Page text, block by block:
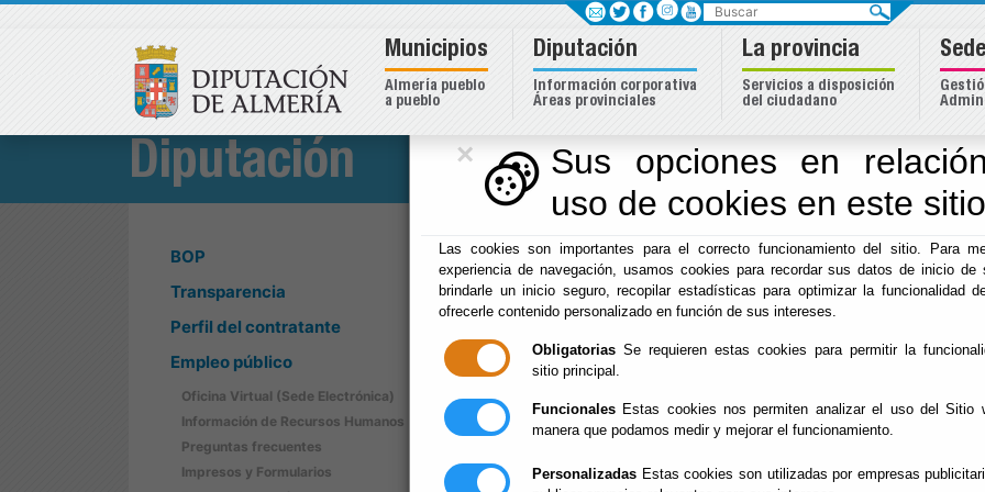
×
Sus opciones en
uso de cookies en este sitio
Las cookies son importantes para el correcto funcionamiento del sitio. Para
experiencia de navegación, usamos cookies para recordar sus datos de inicio de
brindarle un inicio seguro, recopilar estadísticas para optimizar la funcionalidad
ofrecerle contenido personalizado en función de sus intereses.
Obligatorias Se requieren estas cookies para permitir la
sitio principal.
Funcionales Estas cookies nos permiten analizar el uso del Sitio
manera que podamos medir y mejorar el funcionamiento.
Personalizadas Estas cookies son utilizadas por empresas
Diputación
BOP
Transparencia
Perfil del contratante
Empleo público
Oficina Virtual (Sede Electrónica)
Información de Recursos Humanos
Preguntas frecuentes
Impresos y Formularios
Inicio -Diputación - Transparencia
SOLICITAR ACCESO A
A-TRANSPARENCIA
INSTITUCIONAL
B-COMUNICACIÓN
PÚBLICA
C-TRANSPARENCIA
ECONÓMICO
Buscar
Municipios
Almería pueblo
a pueblo
Diputación
Información corporativa
Áreas provinciales
La provincia
Servicios a disposición
del ciudadano